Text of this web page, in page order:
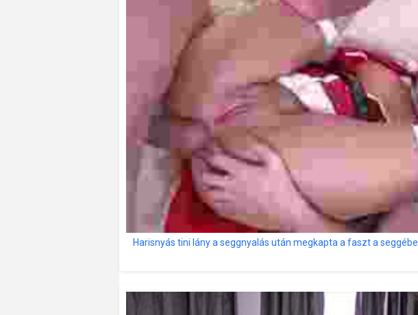
Harisnyás tini lány a seggnyalás után megkapta a faszt a seggébe